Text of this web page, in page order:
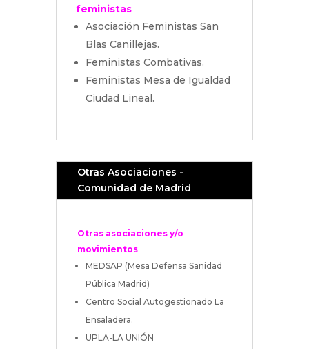
feministas
Asociación Feministas San
Blas Canillejas.
Feministas Combativas.
Feministas Mesa de Igualdad
Ciudad Lineal.
Otras Asociaciones -
Comunidad de Madrid
Otras asociaciones y/o
movimientos
MEDSAP (Mesa Defensa Sanidad
Pública Madrid)
Centro Social Autogestionado La
Ensaladera.
UPLA-LA UNIÓN